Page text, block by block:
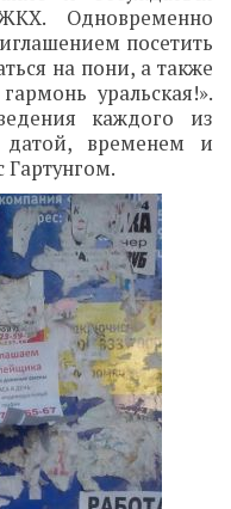
Одновременно
посетить
на пони, а также
уральская!».
каждого из
датой, временем и
Гартунгом.